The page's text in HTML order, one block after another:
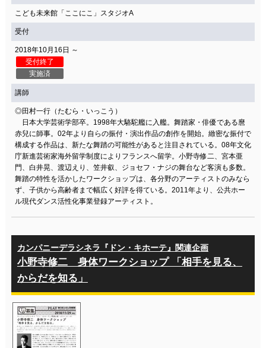
こども未来館「ここにこ」スタジオA
受付
2018年10月16日 ～
受付終了
実施済
講師
◎田村一行（たむら・いっこう）
日本大学芸術学部卒。1998年大駱駝艦に入艦。舞踏家・俳優である麿
赤兒に師事。02年より自らの振付・演出作品の創作を開始。緻密な振付で
構成する作品は、新たな舞踏の可能性があると注目されている。08年文化
庁新進芸術家海外留学制度によりフランスへ留学。小野寺修二、宮本亜
門、白井晃、渡辺えり、笠井叡、ジョセフ・ナジの舞台など客演も多数。
舞踏の特性を活かしたワークショップは、各分野のアーティストのみなら
ず、子供から高齢者まで幅広く好評を得ている。2011年より、公共ホー
ル現代ダンス活性化事業登録アーティスト。
カンパニーデラシネラ『ドン・キホーテ』関連企画
小野寺修二 身体ワークショップ 「相手を見る、
からだを知る」